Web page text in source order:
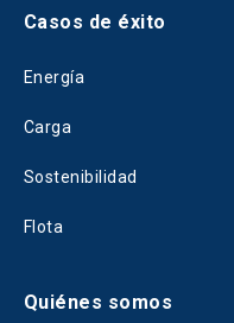
Casos de éxito
Energía
Carga
Sostenibilidad
Flota
Quiénes somos